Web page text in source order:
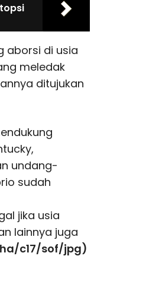
aborsi di usia
meledak
ditujukan
undang-
sudah
jika usia
lainnya juga
c17/sof/jpg)